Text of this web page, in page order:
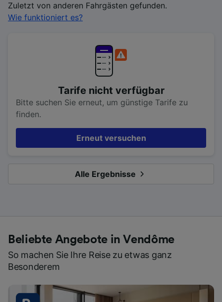
Zuletzt von anderen Fahrgästen gefunden.
Wie funktioniert es?
Tarife nicht verfügbar
Bitte suchen Sie erneut, um günstige Tarife zu
finden.
Erneut versuchen
Alle Ergebnisse
Beliebte Angebote in Vendôme
So machen Sie Ihre Reise zu etwas ganz
Besonderem